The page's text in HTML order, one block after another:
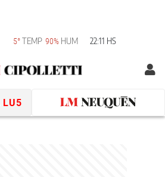
5°TEMP 90% HUM 22:11 HS
LU5